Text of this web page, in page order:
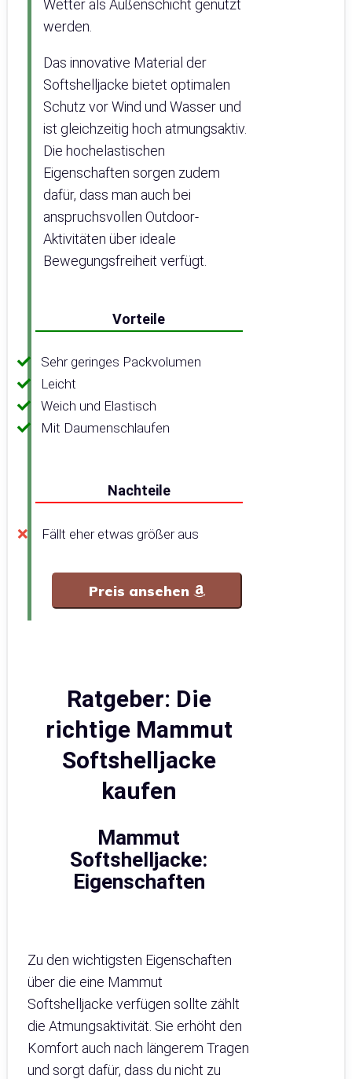
Wetter als Außenschicht genutzt
werden.
Das innovative Material der
Softshelljacke bietet optimalen
Schutz vor Wind und Wasser und
ist gleichzeitig hoch atmungsaktiv.
Die hochelastischen
Eigenschaften sorgen zudem
dafür, dass man auch bei
anspruchsvollen Outdoor-
Aktivitäten über ideale
Bewegungsfreiheit verfügt.
Vorteile
Sehr geringes Packvolumen
Leicht
Weich und Elastisch
Mit Daumenschlaufen
Nachteile
Fällt eher etwas größer aus
Preis ansehen
Ratgeber: Die
richtige Mammut
Softshelljacke
kaufen
Mammut
Softshelljacke:
Eigenschaften
Zu den wichtigsten Eigenschaften
über die eine Mammut
Softshelljacke verfügen sollte zählt
die Atmungsaktivität. Sie erhöht den
Komfort auch nach längerem Tragen
und sorgt dafür, dass du nicht zu